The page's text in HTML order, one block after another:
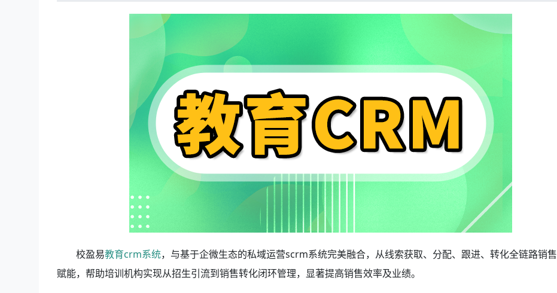
校盈易教育crm系统，与基于企微生态的私域运营scrm系统完美融合，从线索获取、分配、跟进、转化全链路销售
赋能，帮助培训机构实现从招生引流到销售转化闭环管理，显著提高销售效率及业绩。